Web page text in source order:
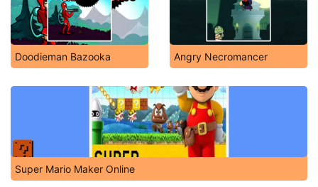
Doodieman Bazooka Angry Necromancer
Super Mario Maker Online